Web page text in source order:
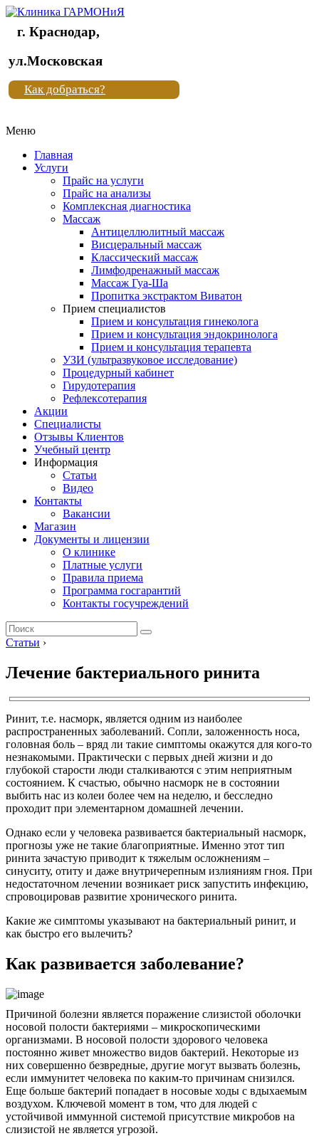
Клиника
"Новая
жизнь"
Клиника
жизнь"
г. Краснодар,
ул.Московская
Как добраться?
Меню
Главная
Услуги
Прайс на услуги
Прайс на анализы
Комплексная диагностика
Массаж
Антицеллюлитный массаж
Висцеральный массаж
Классический массаж
Лимфодренажный массаж
Массаж Гуа-Ша
Пропитка экстрактом Виватон
Прием специалистов
Прием и консультация гинеколога
Прием и консультация эндокринолога
Прием и консультация терапевта
УЗИ (ультразвуковое исследование)
Процедурный кабинет
Гирудотерапия
Рефлексотерапия
Акции
Специалисты
Отзывы Клиентов
Учебный центр
Информация
Статьи
Видео
Контакты
Вакансии
Магазин
Документы и лицензии
О клинике
Платные услуги
Правила приема
Программа госгарантий
Контакты госучреждений
Статьи ›
Лечение бактериального ринита
Ринит, т.е. насморк, является одним из наиболее
распространенных заболеваний. Сопли, заложенность носа,
головная боль – вряд ли такие симптомы окажутся для кого-то
незнакомыми. Практически с первых дней жизни и до
глубокой старости люди сталкиваются с этим неприятным
состоянием. К счастью, обычно насморк не в состоянии
выбить нас из колеи более чем на неделю, и бесследно
проходит при элементарном домашней лечении.
Однако если у человека развивается бактериальный насморк,
прогнозы уже не такие благоприятные. Именно этот тип
ринита зачастую приводит к тяжелым осложнениям –
синуситу, отиту и даже внутричерепным излияниям гноя. При
недостаточном лечении возникает риск запустить инфекцию,
спровоцировав развитие хронического ринита.
Какие же симптомы указывают на бактериальный ринит, и
как быстро его вылечить?
Как развивается заболевание?
Причиной болезни является поражение слизистой оболочки
носовой полости бактериями – микроскопическими
организмами. В носовой полости здорового человека
постоянно живет множество видов бактерий. Некоторые из
них совершенно безвредные, другие могут вызвать болезнь,
если иммунитет человека по каким-то причинам снизился.
Еще больше бактерий попадает в носовые ходы с вдыхаемым
воздухом. Ключевой момент в том, что для людей с
устойчивой иммунной системой присутствие микробов на
слизистой не является угрозой.